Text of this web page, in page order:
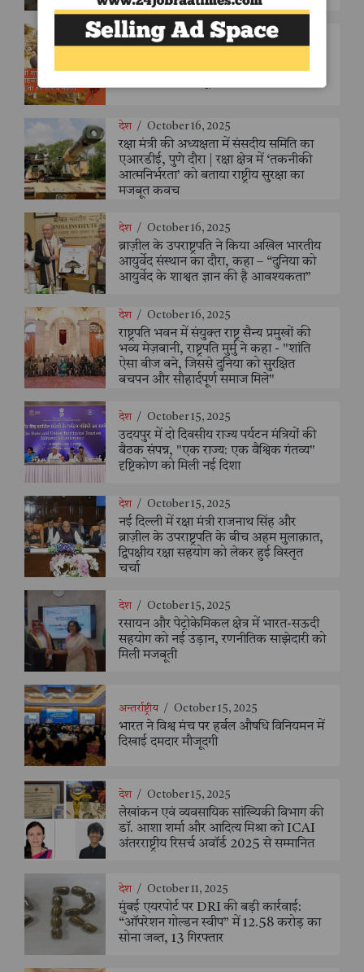
धर्म / October 29, 2025
देश / October 16, 2025
रक्षा मंत्री की अध्यक्षता में संसदीय समिति का
एआरडीई, पुणे दौरा | रक्षा क्षेत्र में ‘तकनीकी
आत्मनिर्भरता’ को बताया राष्ट्रीय सुरक्षा का
मजबूत कवच
देश / October 16, 2025
ब्राज़ील के उपराष्ट्रपति ने किया अखिल भारतीय
आयुर्वेद संस्थान का दौरा, कहा – “दुनिया को
आयुर्वेद के शाश्वत ज्ञान की है आवश्यकता”
देश / October 16, 2025
राष्ट्रपति भवन में संयुक्त राष्ट्र सैन्य प्रमुखों की
भव्य मेज़बानी, राष्ट्रपति मुर्मु ने कहा - "शांति
ऐसा बीज बने, जिससे दुनिया को सुरक्षित
बचपन और सौहार्दपूर्ण समाज मिले"
देश / October 15, 2025
उदयपुर में दो दिवसीय राज्य पर्यटन मंत्रियों की
बैठक संपन्न, "एक राज्य: एक वैश्विक गंतव्य"
दृष्टिकोण को मिली नई दिशा
देश / October 15, 2025
नई दिल्ली में रक्षा मंत्री राजनाथ सिंह और
ब्राज़ील के उपराष्ट्रपति के बीच अहम मुलाक़ात,
द्विपक्षीय रक्षा सहयोग को लेकर हुई विस्तृत
चर्चा
देश / October 15, 2025
रसायन और पेट्रोकेमिकल क्षेत्र में भारत-सऊदी
सहयोग को नई उड़ान, रणनीतिक साझेदारी को
मिली मजबूती
अन्तर्राष्ट्रीय / October 15, 2025
भारत ने विश्व मंच पर हर्बल औषधि विनियमन में
दिखाई दमदार मौजूदगी
देश / October 15, 2025
लेखांकन एवं व्यवसायिक सांख्यिकी विभाग की
डॉ. आशा शर्मा और आदित्य मिश्रा को ICAI
अंतरराष्ट्रीय रिसर्च अवॉर्ड 2025 से सम्मानित
देश / October 11, 2025
मुंबई एयरपोर्ट पर DRI की बड़ी कार्रवाई:
“ऑपरेशन गोल्डन स्वीप” में 12.58 करोड़ का
सोना जब्त, 13 गिरफ्तार